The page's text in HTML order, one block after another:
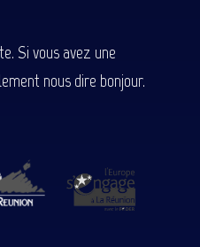
Si vous avez une
nous dire bonjour.